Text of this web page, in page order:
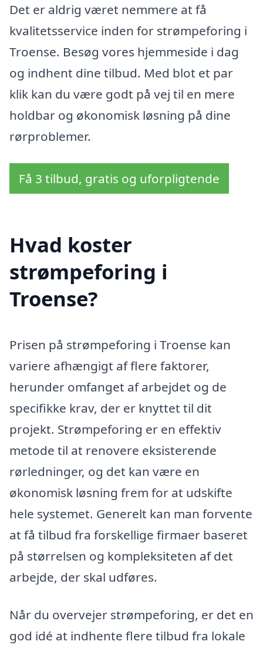
Det er aldrig været nemmere at få
kvalitetsservice inden for strømpeforing i
Troense. Besøg vores hjemmeside i dag
og indhent dine tilbud. Med blot et par
klik kan du være godt på vej til en mere
holdbar og økonomisk løsning på dine
rørproblemer.
Få 3 tilbud, gratis og uforpligtende
Hvad koster
strømpeforing i
Troense?
Prisen på strømpeforing i Troense kan
variere afhængigt af flere faktorer,
herunder omfanget af arbejdet og de
specifikke krav, der er knyttet til dit
projekt. Strømpeforing er en effektiv
metode til at renovere eksisterende
rørledninger, og det kan være en
økonomisk løsning frem for at udskifte
hele systemet. Generelt kan man forvente
at få tilbud fra forskellige firmaer baseret
på størrelsen og kompleksiteten af det
arbejde, der skal udføres.
Når du overvejer strømpeforing, er det en
god idé at indhente flere tilbud fra lokale